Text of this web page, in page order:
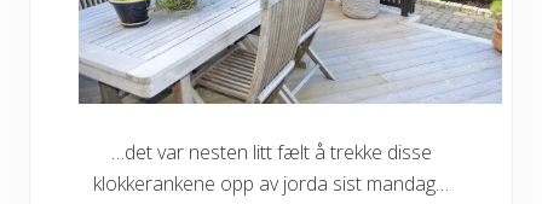
…det var nesten litt fælt å trekke disse
klokkerankene opp av jorda sist mandag…